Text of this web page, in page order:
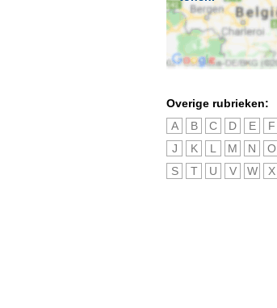
Overige rubrieken:
A
B C D E F
J
K L M N O
S
T U V W X